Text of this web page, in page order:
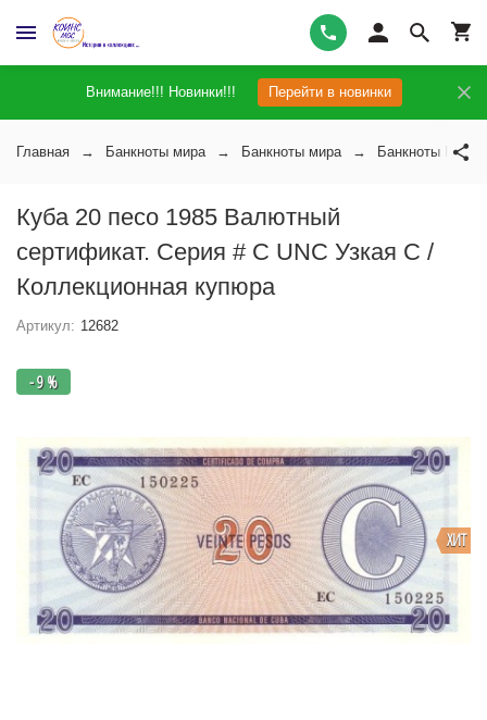
Внимание!!! Новинки!!! Перейти в новинки
Главная Банкноты мира Банкноты мира Банкноты Кубы
Куба 20 песо 1985 Валютный
сертификат. Серия # С UNC Узкая С /
Коллекционная купюра
Артикул: 12682
ХИТ
- 9 %